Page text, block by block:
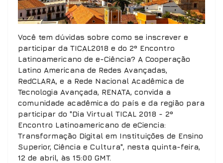
Você tem dúvidas sobre como se inscrever e
participar da TICAL2018 e do 2º Encontro
Latinoamericano de e-Ciência? A Cooperação
Latino Americana de Redes Avançadas,
RedCLARA, e a Rede Nacional Acadêmica de
Tecnologia Avançada, RENATA, convida a
comunidade acadêmica do país e da região para
participar do "Dia Virtual TICAL 2018 - 2º
Encontro Latinoamericano de eCiencia:
Transformação Digital em Instituições de Ensino
Superior, Ciência e Cultura", nesta quinta-feira,
12 de abril, às 15:00 GMT.